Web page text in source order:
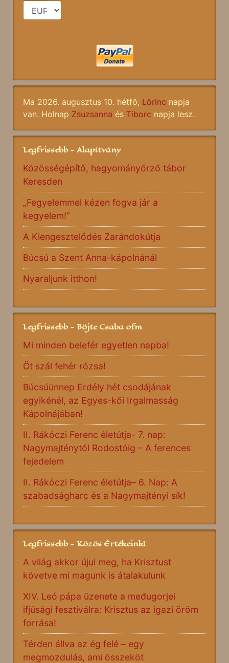
Ma 2026. augusztus 10. hétfő, Lőrinc napja
van. Holnap Zsuzsanna és Tiborc napja lesz.
Legfrissebb - Alapítvány
Közösségépítő, hagyományőrző tábor
Keresden
„Fegyelemmel kézen fogva jár a
kegyelem!”
A Kiengesztelődés Zarándokútja
Búcsú a Szent Anna-kápolnánál
Nyaraljunk itthon!
Legfrissebb - Böjte Csaba ofm
Mi minden belefér egyetlen napba!
Öt szál fehér rózsa!
Búcsúünnep Erdély hét csodájának
egyikénél, az Egyes-kői Irgalmasság
Kápolnájában!
II. Rákóczi Ferenc életútja- 7. nap:
Nagymajténytól Rodostóig – A ferences
fejedelem
II. Rákóczi Ferenc életútja– 6. Nap: A
szabadságharc és a Nagymajtényi sík!
Legfrissebb - Közös Értékeink!
A világ akkor újul meg, ha Krisztust
követve mi magunk is átalakulunk
XIV. Leó pápa üzenete a međugorjei
ifjúsági fesztiválra: Krisztus az igazi öröm
forrása!
Térden állva az ég felé – egy
megmozdulás, ami összeköt